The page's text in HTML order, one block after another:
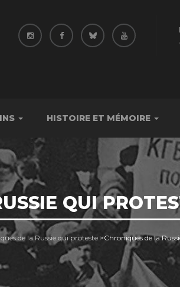
HISTOIRE ET MÉMOIRE
QUI
de la Russie qui proteste >Chroniques de la